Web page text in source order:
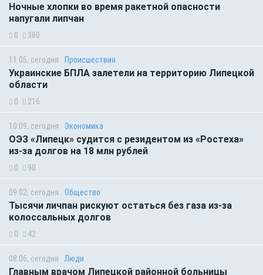
Ночные хлопки во время ракетной опасности
напугали липчан
0 380
11:05, сегодня Происшествия
Украинские БПЛА залетели на территорию Липецкой
области
0 216
10:09, сегодня Экономика
ОЭЗ «Липецк» судится с резидентом из «Ростеха»
из-за долгов на 18 млн рублей
0 90
09:02, сегодня Общество
Тысячи личпан рискуют остаться без газа из-за
колоссальных долгов
0 42
08:06, сегодня Люди
Главным врачом Липецкой районной больницы